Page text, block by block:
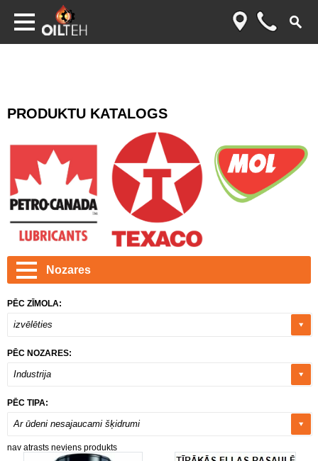
PRODUKTU KATALOGS
Nozares
PĒC ZĪMOLA:
izvēlēties
PĒC NOZARES:
Industrija
PĒC TIPA:
Ar ūdeni nesajaucami šķidrumi
nav atrasts neviens produkts